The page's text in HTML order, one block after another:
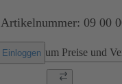
Artikelnummer: 09 00
Einloggen um Preise und